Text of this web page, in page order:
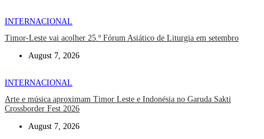
INTERNACIONAL
Timor-Leste vai acolher 25.º Fórum Asiático de Liturgia em setembro
August 7, 2026
INTERNACIONAL
Arte e música aproximam Timor Leste e Indonésia no Garuda Sakti
Crossborder Fest 2026
August 7, 2026